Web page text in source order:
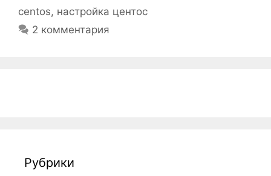
centos, настройка центос
2 комментария
Рубрики